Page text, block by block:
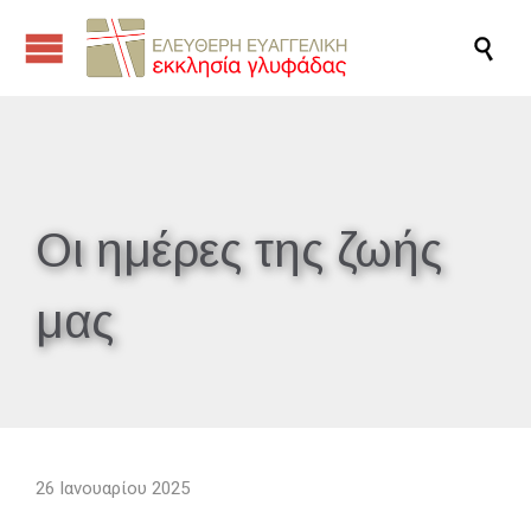

Οι ημέρες της ζωής
μας
26 Ιανουαρίου 2025